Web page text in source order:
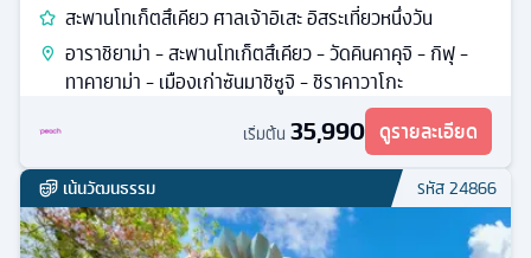
สะพานโทเก็ตสึเคียว ศาลเจ้าอิเสะ อิสระเที่ยวหนึ่งวัน
อาราชิยาม่า - สะพานโทเก็ตสึเคียว - วัดคินคาคุจิ - กิฟุ -
ทาคายาม่า - เมืองเก่าซันมาชิซูจิ - ชิราคาวาโกะ
เริ่มต้น 35,990 ดูรายละเอียด
เน้นวัฒนธรรม รหัส24866